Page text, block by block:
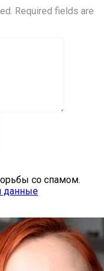
Required fields are
со спамом.
данные